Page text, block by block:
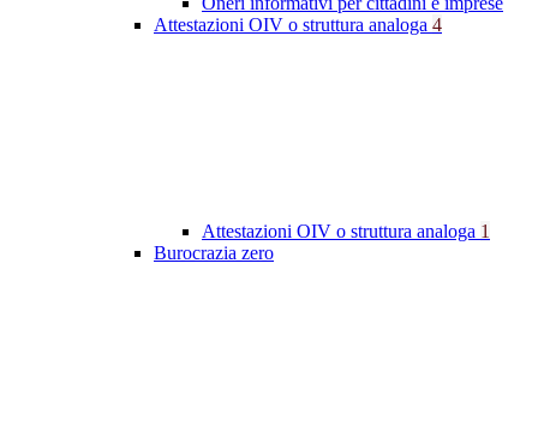
Attestazioni OIV o struttura analoga 4
Attestazioni OIV o struttura analoga 1
Burocrazia zero